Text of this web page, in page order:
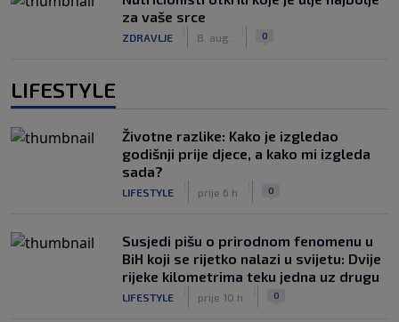
za vaše srce
ZDRAVLJE 8. aug. 0
LIFESTYLE
Životne razlike: Kako je izgledao
godišnji prije djece, a kako mi izgleda
sada?
LIFESTYLE prije 6 h 0
Susjedi pišu o prirodnom fenomenu u
BiH koji se rijetko nalazi u svijetu: Dvije
rijeke kilometrima teku jedna uz drugu
LIFESTYLE prije 10 h 0